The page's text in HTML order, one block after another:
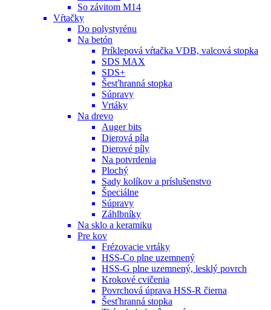
So závitom M14
Vŕtačky
Do polystyrénu
Na betón
Príklepová vŕtačka VDB, valcová stopka
SDS MAX
SDS+
Šesťhranná stopka
Súpravy
Vrtáky
Na drevo
Auger bits
Dierová píla
Dierové píly
Na potvrdenia
Plochý
Sady kolíkov a príslušenstvo
Špeciálne
Súpravy
Záhlbníky
Na sklo a keramiku
Pre kov
Frézovacie vrtáky
HSS-Co plne uzemnený
HSS-G plne uzemnený, lesklý povrch
Krokové cvičenia
Povrchová úprava HSS-R čierna
Šesťhranná stopka